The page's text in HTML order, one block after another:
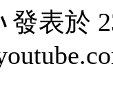
發表於